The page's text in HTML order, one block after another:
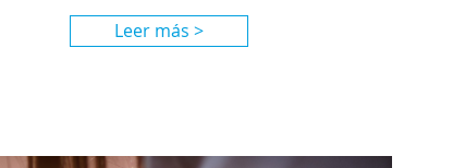
Leer más >